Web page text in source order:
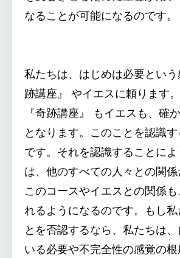
なることが可能になるのです。
私たちは、はじめは必要とい
跡講座』 やイエスに頼ります
『奇跡講座』 もイエスも、確
となります。このことを認識
です。それを認識することに
は、他のすべての人々との関係
このコースやイエスとの関係
れるようになるのです。もし
とを否認するなら、私たちは
いる必要や不完全性の感覚の